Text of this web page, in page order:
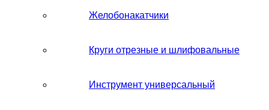
Желобонакатчики
Круги отрезные и шлифовальные
Инструмент универсальный